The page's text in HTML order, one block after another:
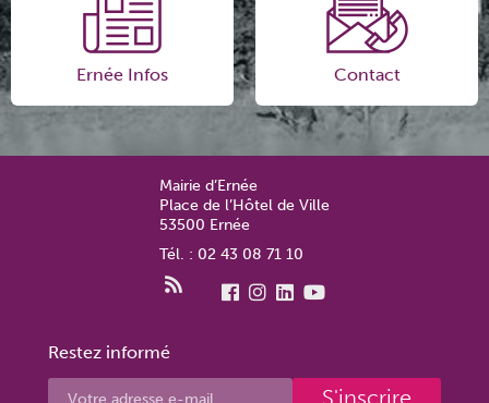
Ernée Infos Contact
Mairie d’Ernée
Place de l’Hôtel de Ville
53500 Ernée
Tél. : 02 43 08 71 10
Restez informé
S'inscrire